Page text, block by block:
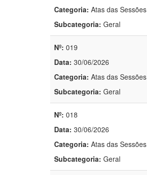
Categoria: Atas das Sessões
Subcategoria: Geral
Nº: 019
Data: 30/06/2026
Categoria: Atas das Sessões
Subcategoria: Geral
Nº: 018
Data: 30/06/2026
Categoria: Atas das Sessões
Subcategoria: Geral